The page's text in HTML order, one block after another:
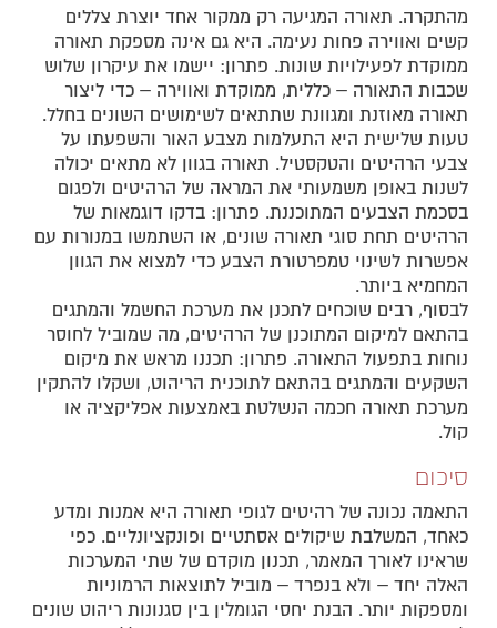
מהתקרה. תאורה המגיעה רק ממקור אחד יוצרת צללים
קשים ואווירה פחות נעימה. היא גם אינה מספקת תאורה
ממוקדת לפעילויות שונות. פתרון: יישמו את עיקרון שלוש
שכבות התאורה – כללית, ממוקדת ואווירה – כדי ליצור
תאורה מאוזנת ומגוונת שתתאים לשימושים השונים בחלל.
טעות שלישית היא התעלמות מצבע האור והשפעתו על
צבעי הרהיטים והטקסטיל. תאורה בגוון לא מתאים יכולה
לשנות באופן משמעותי את המראה של הרהיטים ולפגום
בסכמת הצבעים המתוכננת. פתרון: בדקו דוגמאות של
הרהיטים תחת סוגי תאורה שונים, או השתמשו במנורות עם
אפשרות לשינוי טמפרטורת הצבע כדי למצוא את הגוון
המחמיא ביותר.
לבסוף, רבים שוכחים לתכנן את מערכת החשמל והמתגים
בהתאם למיקום המתוכנן של הרהיטים, מה שמוביל לחוסר
נוחות בתפעול התאורה. פתרון: תכננו מראש את מיקום
השקעים והמתגים בהתאם לתוכנית הריהוט, ושקלו להתקין
מערכת תאורה חכמה הנשלטת באמצעות אפליקציה או
קול.
סיכום
התאמה נכונה של רהיטים לגופי תאורה היא אמנות ומדע
כאחד, המשלבת שיקולים אסתטיים ופונקציונליים. כפי
שראינו לאורך המאמר, תכנון מוקדם של שתי המערכות
האלה יחד – ולא בנפרד – מוביל לתוצאות הרמוניות
ומספקות יותר. הבנת יחסי הגומלין בין סגנונות ריהוט שונים